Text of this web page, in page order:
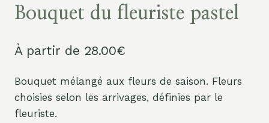
Bouquet du fleuriste pastel
À partir de 28.00€
Bouquet mélangé aux fleurs de saison. Fleurs
choisies selon les arrivages, définies par le
fleuriste.